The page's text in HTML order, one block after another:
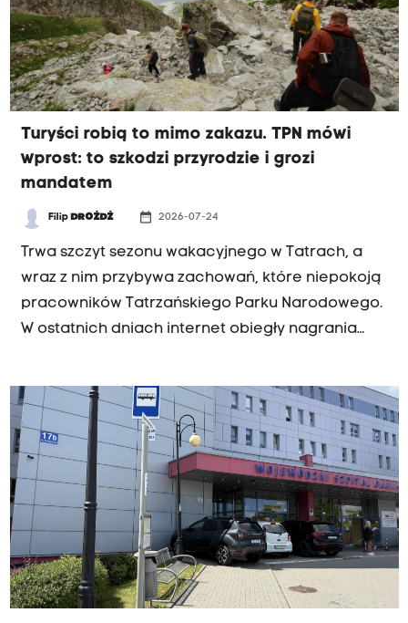
Turyści robią to mimo zakazu. TPN mówi
wprost: to szkodzi przyrodzie i grozi
mandatem
Filip DROŻDŻ date_range 2026-07-24
Trwa szczyt sezonu wakacyjnego w Tatrach, a
wraz z nim przybywa zachowań, które niepokoją
pracowników Tatrzańskiego Parku Narodowego.
W ostatnich dniach internet obiegły nagrania
każdy taki przypadek i próbują ustalić tożsamość
osób widocznych na filmach.